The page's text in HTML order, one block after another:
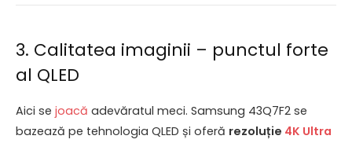
3. Calitatea imaginii – punctul forte
al QLED
Aici se joacă adevăratul meci. Samsung 43Q7F2 se
bazează pe tehnologia QLED și oferă rezoluție 4K Ultra